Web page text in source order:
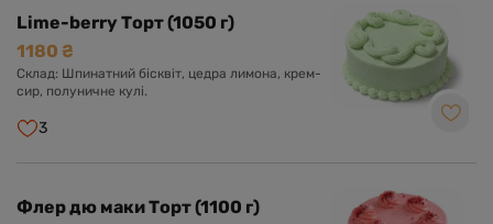
Lime-berry Торт (1050 г)
1180 ₴
Склад: Шпинатний бісквіт, цедра лимона, крем-
сир, полуничне кулі.
3
Флер дю маки Торт (1100 г)